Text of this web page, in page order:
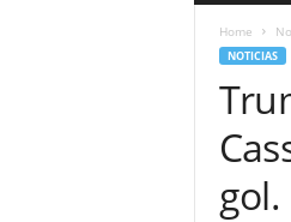
Home
NOTICIAS
gol.